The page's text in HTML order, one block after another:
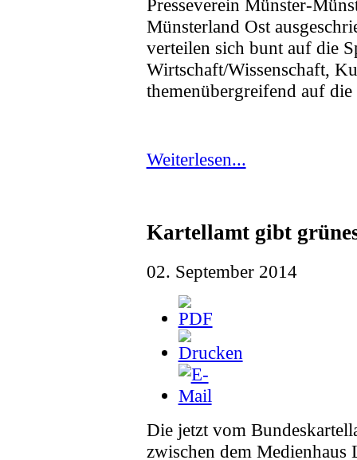
Presseverein Münster-
Münsterland Ost
verteilen sich bunt auf die
Wirtschaft/Wissenschaft,
themenübergreifend auf
Weiterlesen...
Kartellamt gibt
02. September 2014
Die jetzt vom
zwischen dem